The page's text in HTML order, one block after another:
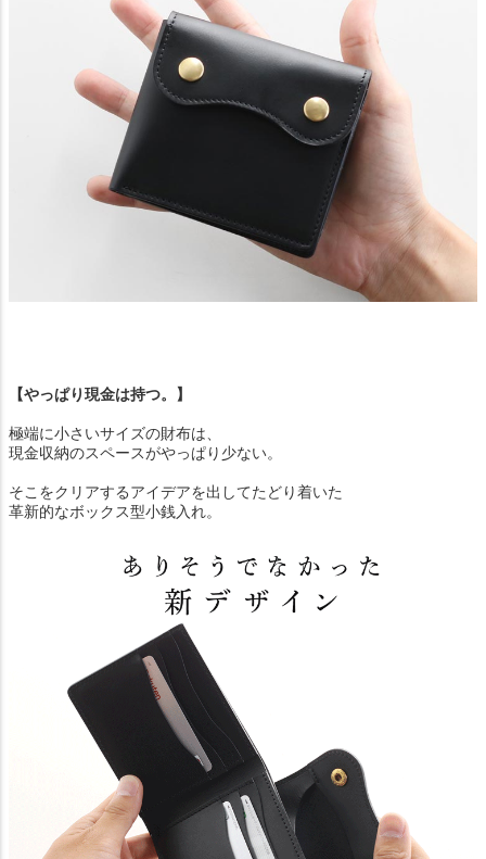
【やっぱり現金は持つ。】
極端に小さいサイズの財布は、
現金収納のスペースがやっぱり少ない。
そこをクリアするアイデアを出してたどり着いた
革新的なボックス型小銭入れ。